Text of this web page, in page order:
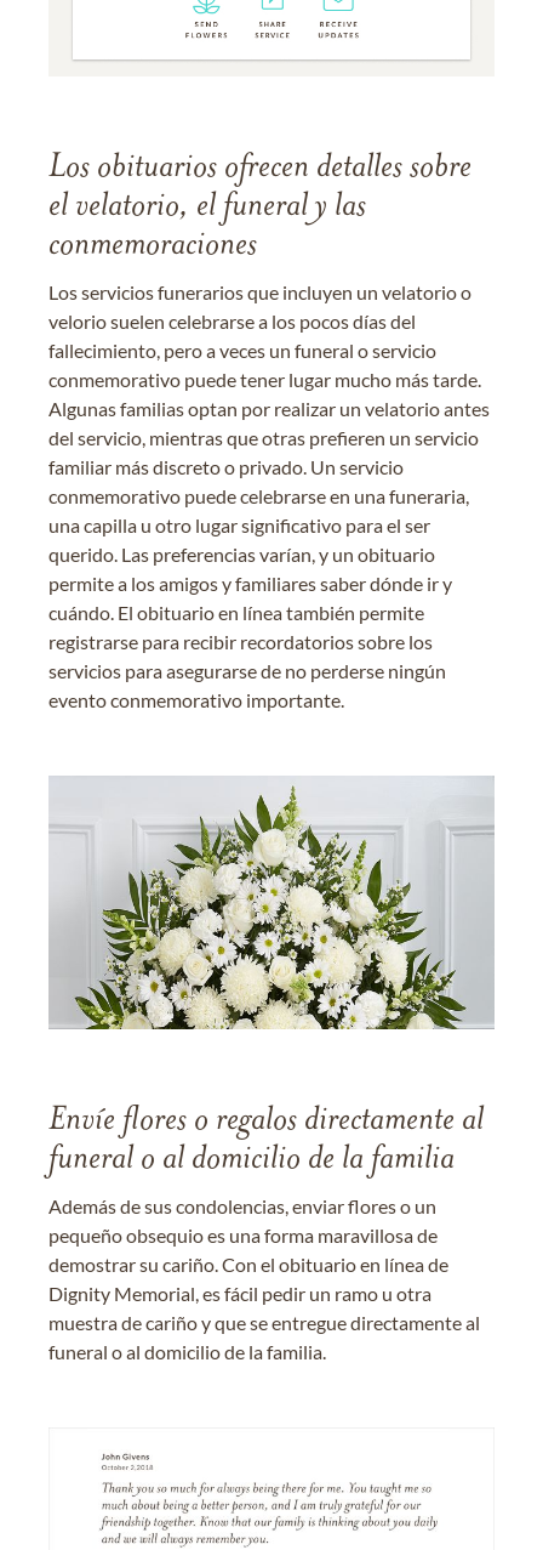
Los obituarios ofrecen detalles sobre
el velatorio, el funeral y las
conmemoraciones
Los servicios funerarios que incluyen un velatorio o
velorio suelen celebrarse a los pocos días del
fallecimiento, pero a veces un funeral o servicio
conmemorativo puede tener lugar mucho más tarde.
Algunas familias optan por realizar un velatorio antes
del servicio, mientras que otras prefieren un servicio
familiar más discreto o privado. Un servicio
conmemorativo puede celebrarse en una funeraria,
una capilla u otro lugar significativo para el ser
querido. Las preferencias varían, y un obituario
permite a los amigos y familiares saber dónde ir y
cuándo. El obituario en línea también permite
registrarse para recibir recordatorios sobre los
servicios para asegurarse de no perderse ningún
evento conmemorativo importante.
Envíe flores o regalos directamente al
funeral o al domicilio de la familia
Además de sus condolencias, enviar flores o un
pequeño obsequio es una forma maravillosa de
demostrar su cariño. Con el obituario en línea de
Dignity Memorial, es fácil pedir un ramo u otra
muestra de cariño y que se entregue directamente al
funeral o al domicilio de la familia.